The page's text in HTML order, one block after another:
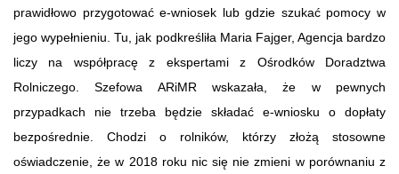
prawidłowo przygotować e-wniosek lub gdzie szukać pomocy w
jego wypełnieniu. Tu, jak podkreśliła Maria Fajger, Agencja bardzo
liczy na współpracę z ekspertami z Ośrodków Doradztwa
Rolniczego. Szefowa ARiMR wskazała, że w pewnych
przypadkach nie trzeba będzie składać e-wniosku o dopłaty
bezpośrednie. Chodzi o rolników, którzy złożą stosowne
oświadczenie, że w 2018 roku nic się nie zmieni w porównaniu z